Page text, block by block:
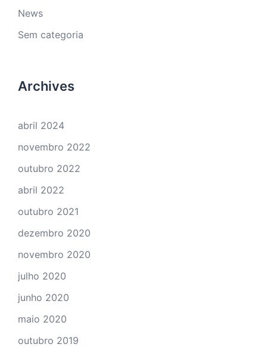
News
Sem categoria
Archives
abril 2024
novembro 2022
outubro 2022
abril 2022
outubro 2021
dezembro 2020
novembro 2020
julho 2020
junho 2020
maio 2020
outubro 2019